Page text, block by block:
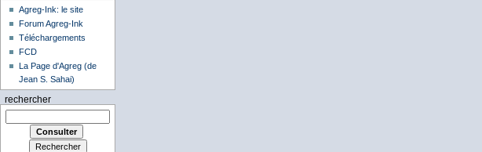
Agreg-Ink: le site
Forum Agreg-Ink
Téléchargements
FCD
La Page d'Agreg (de
Jean S. Sahai)
rechercher